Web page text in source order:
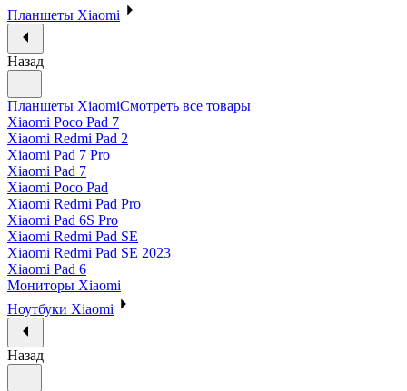
Планшеты Xiaomi
Назад
Планшеты XiaomiСмотреть все товары
Xiaomi Poco Pad 7
Xiaomi Redmi Pad 2
Xiaomi Pad 7 Pro
Xiaomi Pad 7
Xiaomi Poco Pad
Xiaomi Redmi Pad Pro
Xiaomi Pad 6S Pro
Xiaomi Redmi Pad SE
Xiaomi Redmi Pad SE 2023
Xiaomi Pad 6
Мониторы Xiaomi
Ноутбуки Xiaomi
Назад